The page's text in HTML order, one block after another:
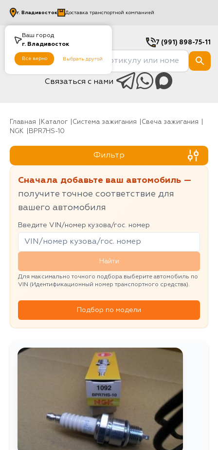
Ваш город
г. Владивосток
Все верно Выбрать другой
г. Владивосток Доставка транспортной компанией
7 (991) 898-75-11
Связаться с нами
Главная Каталог Система зажигания
Свеча зажигания
NGK
BPR7HS-10
Фильтр
Сначала добавьте ваш автомобиль —
получите точное соответствие для
вашего автомобиля
Введите VIN/номер кузова/гос. номер
Найти
Для максимально точного подбора выберите автомобиль по
VIN (Идентификационный номер транспортного средства).
Подбор по модели